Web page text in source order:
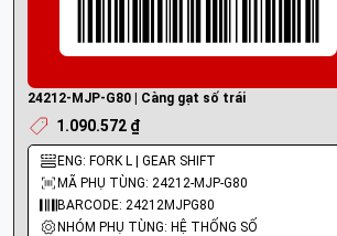
24212-MJP-G80 | Càng gạt số trái
1.090.572 ₫
ENG: FORK L | GEAR SHIFT
MÃ PHỤ TÙNG: 24212-MJP-G80
BARCODE: 24212MJPG80
NHÓM PHỤ TÙNG: HỆ THỐNG SỐ